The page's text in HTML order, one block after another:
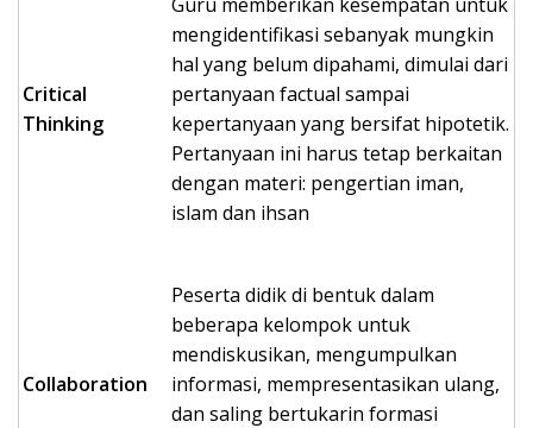
Critical
Thinking
mengidentifikasi sebanyak mungkin
hal yang belum dipahami, dimulai dari
pertanyaan factual sampai
kepertanyaan yang bersifat hipotetik.
Pertanyaan ini harus tetap berkaitan
dengan materi: pengertian iman,
islam dan ihsan
Collaboration
Peserta didik di bentuk dalam
beberapa kelompok untuk
mendiskusikan, mengumpulkan
informasi, mempresentasikan ulang,
dan saling bertukarin formasi